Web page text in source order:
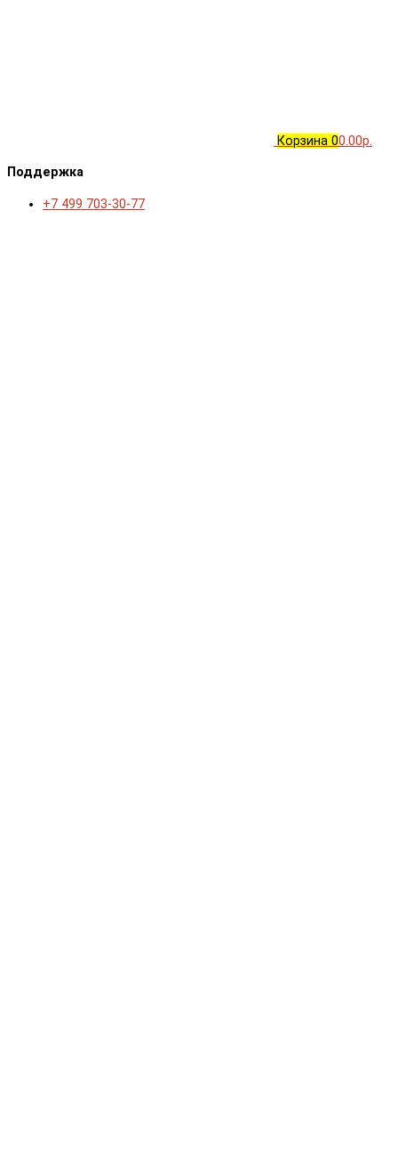
Корзина 00.00р.
Поддержка
+7 499 703-30-77